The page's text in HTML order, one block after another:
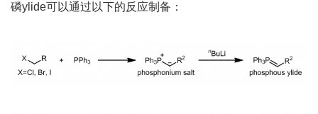
磷ylide可以通过以下的反应制备：